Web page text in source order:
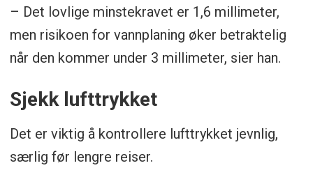
– Det lovlige minstekravet er 1,6 millimeter,
men risikoen for vannplaning øker betraktelig
når den kommer under 3 millimeter, sier han.
Sjekk lufttrykket
Det er viktig å kontrollere lufttrykket jevnlig,
særlig før lengre reiser.